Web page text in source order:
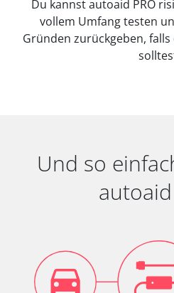
Du kannst autoaid PRO
vollem Umfang testen
Gründen zurückgeben,
Und so
autoaid